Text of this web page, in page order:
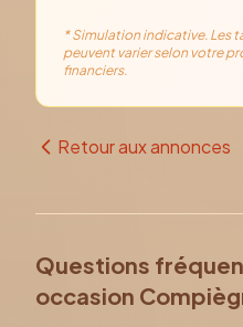
* Simulation indicative. Les
peuvent varier selon votre
financiers.
Retour aux annonces
Questions
occasion